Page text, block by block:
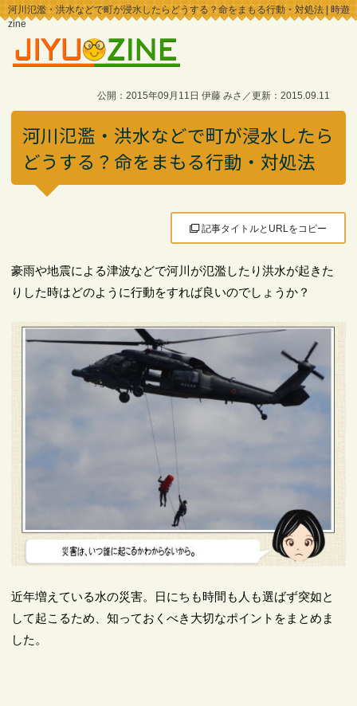
河川氾濫・洪水などで町が浸水したらどうする？命をまもる行動・対処法 | 時遊
zine
公開：2015年09月11日 伊藤 みさ／更新：2015.09.11
河川氾濫・洪水などで町が浸水したら
どうする？命をまもる行動・対処法
記事タイトルとURLをコピー
豪雨や地震による津波などで河川が氾濫したり洪水が起きた
りした時はどのように行動をすれば良いのでしょうか？
近年増えている水の災害。日にちも時間も人も選ばず突如と
して起こるため、知っておくべき大切なポイントをまとめま
した。